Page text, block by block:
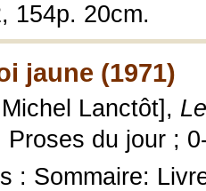
154p. 20cm.
jaune (1971)
Lanctôt],
Proses du jour ;
: Sommaire: